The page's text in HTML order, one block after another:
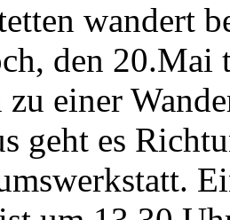
wandert
den 20.Mai
zu einer
geht es